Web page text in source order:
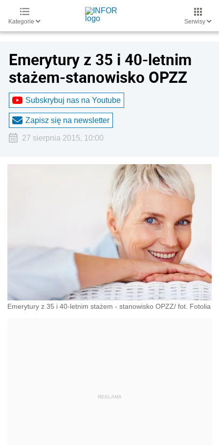
Kategorie Serwisy
Emerytury z 35 i 40-letnim
stażem-stanowisko OPZZ
Subskrybuj nas na Youtube
Zapisz się na newsletter
27 sierpnia 2015, 10:00
Emerytury z 35 i 40-letnim stażem - stanowisko OPZZ/ fot. Fotolia